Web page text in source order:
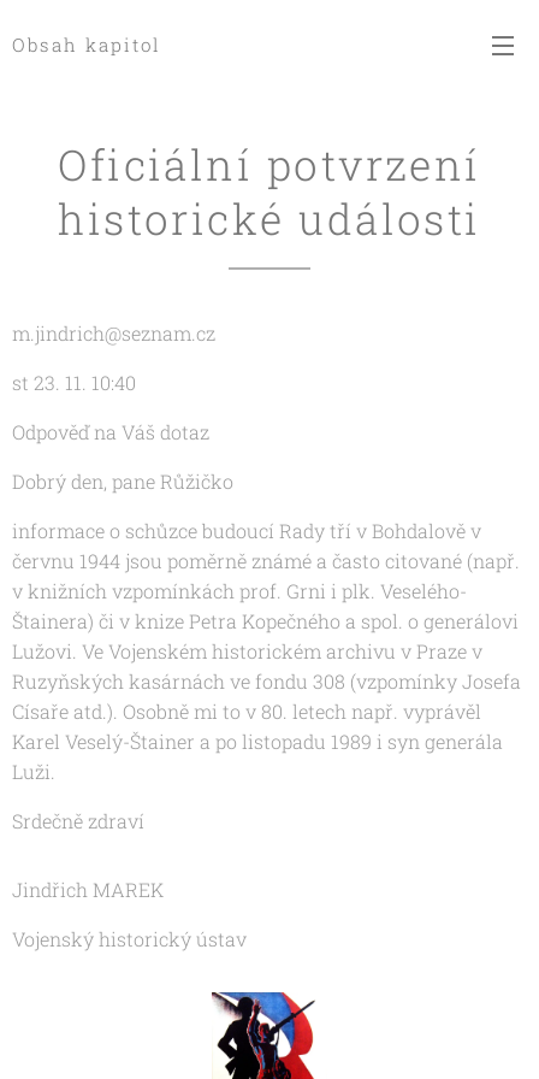
Obsah kapitol
Oficiální potvrzení
historické události
m.jindrich@seznam.cz
st 23. 11. 10:40
Odpověď na Váš dotaz
Dobrý den, pane Růžičko
informace o schůzce budoucí Rady tří v Bohdalově v
červnu 1944 jsou poměrně známé a často citované (např.
v knižních vzpomínkách prof. Grni i plk. Veselého-
Štainera) či v knize Petra Kopečného a spol. o generálovi
Lužovi. Ve Vojenském historickém archivu v Praze v
Ruzyňských kasárnách ve fondu 308 (vzpomínky Josefa
Císaře atd.). Osobně mi to v 80. letech např. vyprávěl
Karel Veselý-Štainer a po listopadu 1989 i syn generála
Luži.
Srdečně zdraví
Jindřich MAREK
Vojenský historický ústav